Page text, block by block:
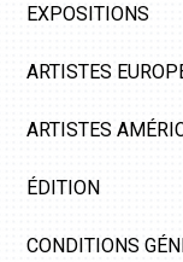
EXPOSITIONS
ARTISTES
ARTISTES
ÉDITION
CONDITIONS